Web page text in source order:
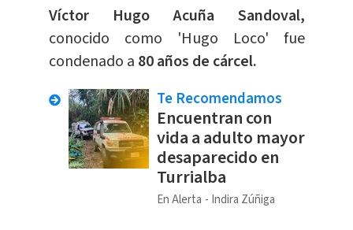
Víctor Hugo Acuña Sandoval,
conocido como 'Hugo Loco' fue
condenado a 80 años de cárcel.
Te Recomendamos
Encuentran con
vida a adulto mayor
desaparecido en
Turrialba
En Alerta Indira Zúñiga